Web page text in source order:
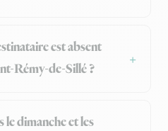
est absent
Rémy-de-Sillé ?
dimanche et les